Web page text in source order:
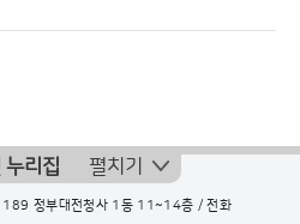
누리집 펼치기
정부대전청사 1동 11~14층 / 전화